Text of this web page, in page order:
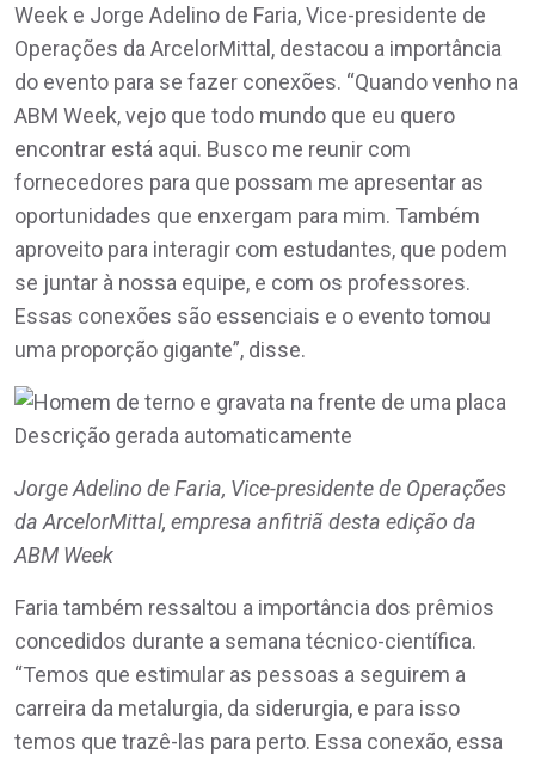
Week e Jorge Adelino de Faria, Vice-presidente de
Operações da ArcelorMittal, destacou a importância
do evento para se fazer conexões. “Quando venho na
ABM Week, vejo que todo mundo que eu quero
encontrar está aqui. Busco me reunir com
fornecedores para que possam me apresentar as
oportunidades que enxergam para mim. Também
aproveito para interagir com estudantes, que podem
se juntar à nossa equipe, e com os professores.
Essas conexões são essenciais e o evento tomou
uma proporção gigante”, disse.
Jorge Adelino de Faria, Vice-presidente de Operações
da ArcelorMittal, empresa anfitriã desta edição da
ABM Week
Faria também ressaltou a importância dos prêmios
concedidos durante a semana técnico-científica.
“Temos que estimular as pessoas a seguirem a
carreira da metalurgia, da siderurgia, e para isso
temos que trazê-las para perto. Essa conexão, essa